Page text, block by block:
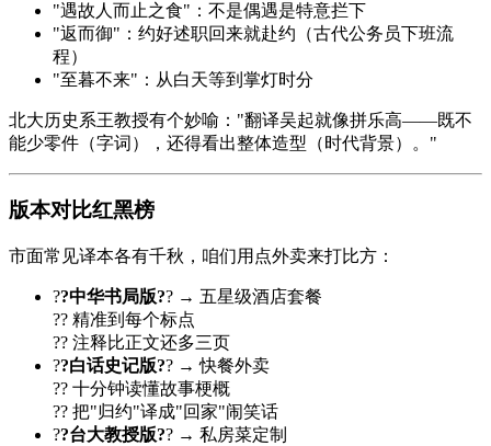
"遇故人而止之食"：不是偶遇是特意拦下
"返而御"：约好述职回来就赴约（古代公务员下班流
程）
"至暮不来"：从白天等到掌灯时分
北大历史系王教授有个妙喻："翻译吴起就像拼乐高——既不
能少零件（字词），还得看出整体造型（时代背景）。"
版本对比红黑榜
市面常见译本各有千秋，咱们用点外卖来打比方：
??中华书局版?? → 五星级酒店套餐
?? 精准到每个标点
?? 注释比正文还多三页
??白话史记版?? → 快餐外卖
?? 十分钟读懂故事梗概
?? 把"归约"译成"回家"闹笑话
??台大教授版?? → 私房菜定制